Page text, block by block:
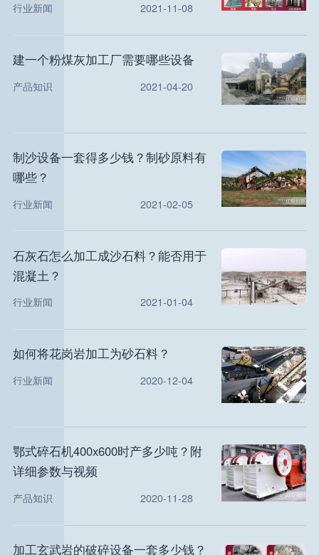
行业新闻 2021-11-08
建一个粉煤灰加工厂需要哪些设备
产品知识 2021-04-20
制沙设备一套得多少钱？制砂原料有
哪些？
行业新闻 2021-02-05
石灰石怎么加工成沙石料？能否用于
混凝土？
行业新闻 2021-01-04
如何将花岗岩加工为砂石料？
行业新闻 2020-12-04
鄂式碎石机400x600时产多少吨？附
详细参数与视频
产品知识 2020-11-28
加工玄武岩的破碎设备一套多少钱？